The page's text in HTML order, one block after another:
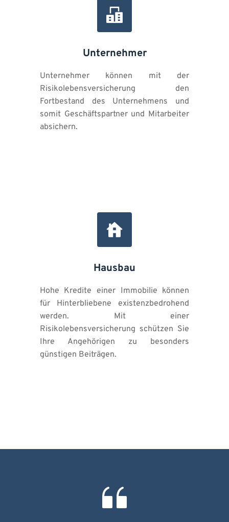
Unternehmer
Unternehmer können mit der
Risikolebensversicherung den
Fortbestand des Unternehmens und
somit Geschäftspartner und Mitarbeiter
absichern.
Hausbau
Hohe Kredite einer Immobilie können
für Hinterbliebene existenzbedrohend
werden. Mit einer
Risikolebensversicherung schützen Sie
Ihre Angehörigen zu besonders
günstigen Beiträgen.